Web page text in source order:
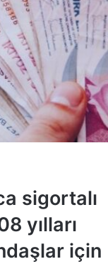
sigortalı
yılları
için